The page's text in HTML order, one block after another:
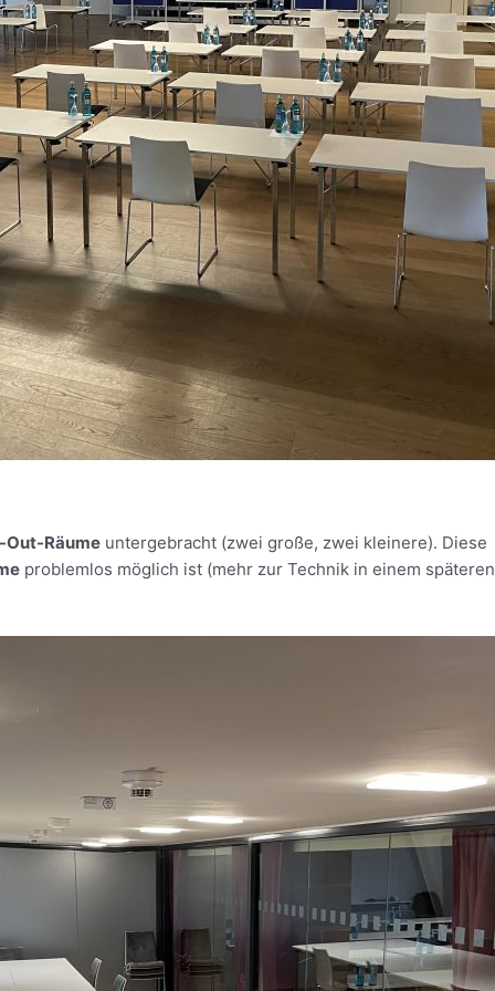
Out-Räume untergebracht (zwei große, zwei kleinere). Diese
problemlos möglich ist (mehr zur Technik in einem späteren